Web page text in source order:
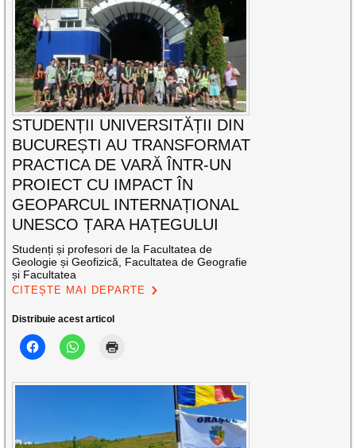
STUDENȚII UNIVERSITĂȚII DIN
BUCUREȘTI AU TRANSFORMAT
PRACTICA DE VARĂ ÎNTR-UN
PROIECT CU IMPACT ÎN
GEOPARCUL INTERNAȚIONAL
UNESCO ȚARA HAȚEGULUI
Studenți și profesori de la Facultatea de
Geologie și Geofizică, Facultatea de Geografie
și Facultatea
CITEȘTE MAI DEPARTE
Distribuie acest articol